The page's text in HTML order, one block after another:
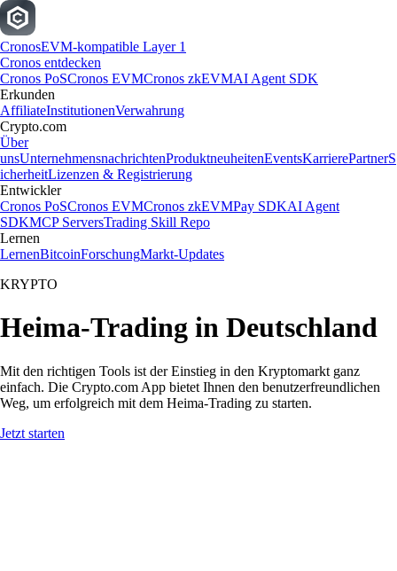
CronosEVM-kompatible Layer 1
Cronos entdecken
Cronos PoSCronos EVMCronos zkEVMAI Agent SDK
Erkunden
AffiliateInstitutionenVerwahrung
Crypto.com
Über
unsUnternehmensnachrichtenProduktneuheitenEventsKarrierePartnerS
icherheitLizenzen & Registrierung
Entwickler
Cronos PoSCronos EVMCronos zkEVMPay SDKAI Agent
SDKMCP ServersTrading Skill Repo
Lernen
LernenBitcoinForschungMarkt-Updates
KRYPTO
Heima-Trading in Deutschland
Mit den richtigen Tools ist der Einstieg in den Kryptomarkt ganz
einfach. Die Crypto.com App bietet Ihnen den benutzerfreundlichen
Weg, um erfolgreich mit dem Heima-Trading zu starten.
Jetzt starten